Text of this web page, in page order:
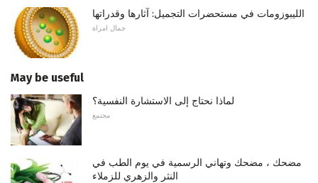
الليبوزومات في مستحضرات التجميل: آثارها وقدراتها
جمال امراة
May be useful
لماذا نحتاج إلى الاستشارة النفسية؟
مجتمع
مضحك ، مضحك وتهاني الرسمية في يوم الطب في
النثر والزهري للزملاء